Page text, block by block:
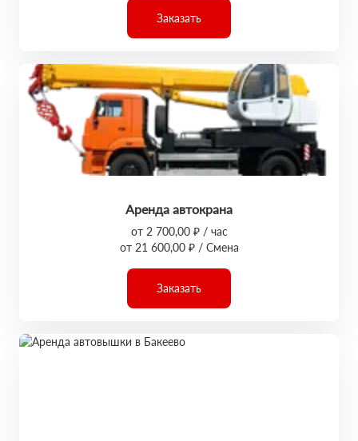
Заказать
Аренда автокрана
от 2 700,00 ₽ / час
от 21 600,00 ₽ / Смена
Заказать